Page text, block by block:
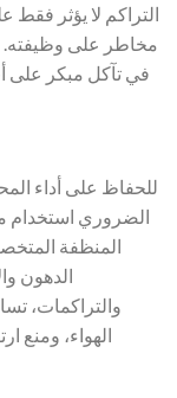
التراكم لا يؤثر
مخاطر على وظيفته.
في تآكل مبكر على
للحفاظ على أداء
الضروري استخدام
المنظفة
الدهون
والتراكمات،
الهواء، ومنع